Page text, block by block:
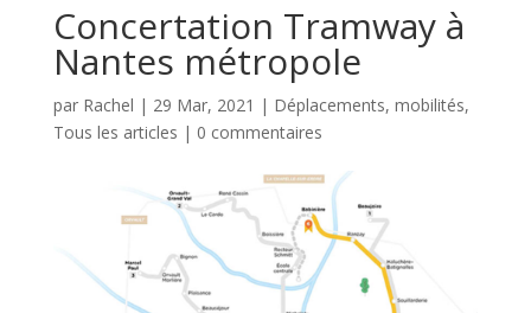
Concertation Tramway à
Nantes métropole
par Rachel | 29 Mar, 2021 | Déplacements, mobilités,
Tous les articles | 0 commentaires